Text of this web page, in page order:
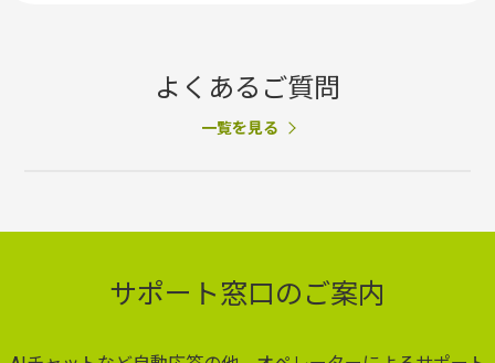
よくあるご質問
一覧を見る
サポート窓口のご案内